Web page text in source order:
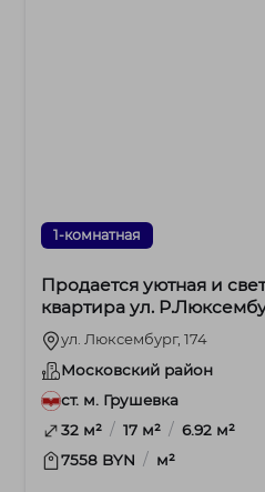
1-комнатная
Продается уютная и
квартира ул.
остановках от метро.
ул. Люксембург, 174
Московский район
ст. м. Грушевка
32 м² / 17 м² / 6.92 м²
7558 BYN / м²